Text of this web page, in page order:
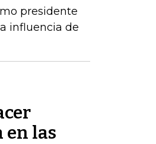
presidente
influencia de
las